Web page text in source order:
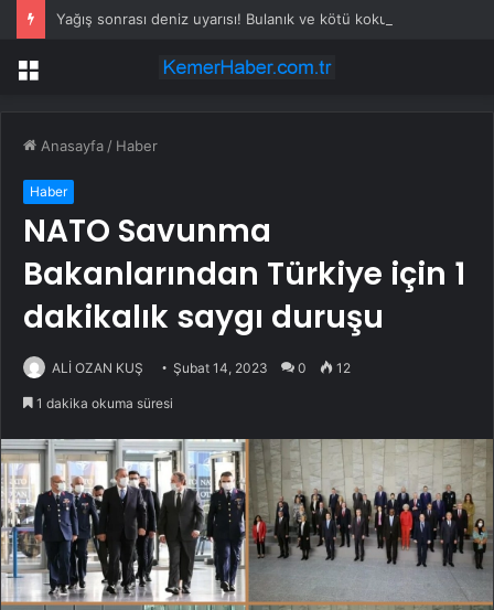
Menü
Anasayfa / Haber
Haber
NATO Savunma
Bakanlarından Türkiye için 1
dakikalık saygı duruşu
ALİ OZAN KUŞ Şubat 14, 2023 0 12
1 dakika okuma süresi